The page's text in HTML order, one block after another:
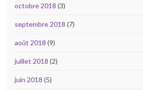
octobre 2018 (3)
septembre 2018 (7)
août 2018 (9)
juillet 2018 (2)
juin 2018 (5)